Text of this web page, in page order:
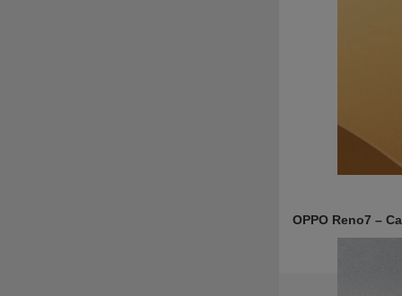
OPPO Reno7 –